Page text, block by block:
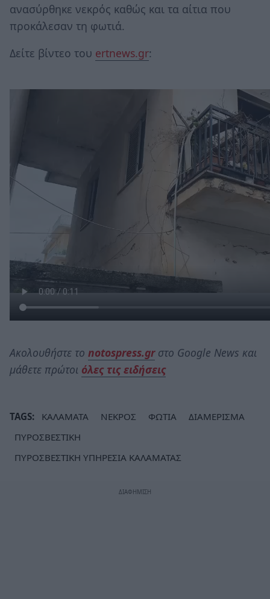
ανασύρθηκε νεκρός καθώς και τα αίτια που
προκάλεσαν τη φωτιά.
Δείτε βίντεο του ertnews.gr:
Ακολουθήστε το notospress.grστο Google News και
μάθετε πρώτοι όλες τις ειδήσεις
TAGS: ΚΑΛΑΜΑΤΑ ΝΕΚΡΟΣ ΦΩΤΙΑ
ΔΙΑΜΕΡΙΣΜΑ
ΠΥΡΟΣΒΕΣΤΙΚΗ
ΠΥΡΟΣΒΕΣΤΙΚΗ ΥΠΗΡΕΣΙΑ ΚΑΛΑΜΑΤΑΣ